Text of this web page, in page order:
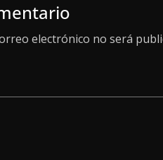
electrónico no será